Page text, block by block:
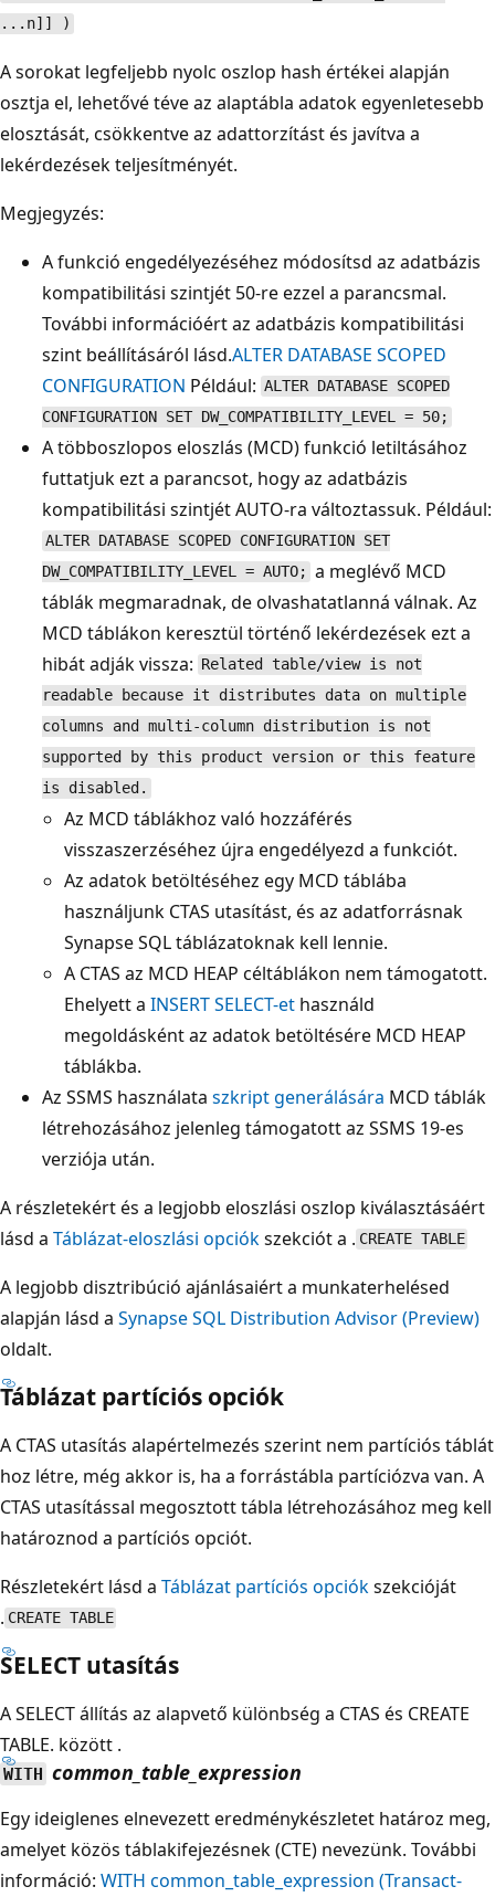
...n]] )
A sorokat legfeljebb nyolc oszlop hash értékei alapján
osztja el, lehetővé téve az alaptábla adatok egyenletesebb
elosztását, csökkentve az adattorzítást és javítva a
lekérdezések teljesítményét.
Megjegyzés:
A funkció engedélyezéséhez módosítsd az adatbázis
kompatibilitási szintjét 50-re ezzel a parancsmal.
További információért az adatbázis kompatibilitási
szint beállításáról lásd.ALTER DATABASE SCOPED
CONFIGURATION Például: ALTER DATABASE SCOPED
CONFIGURATION SET DW_COMPATIBILITY_LEVEL = 50;
A többoszlopos eloszlás (MCD) funkció letiltásához
futtatjuk ezt a parancsot, hogy az adatbázis
kompatibilitási szintjét AUTO-ra változtassuk. Például:
ALTER DATABASE SCOPED CONFIGURATION SET
DW_COMPATIBILITY_LEVEL = AUTO; a meglévő MCD
táblák megmaradnak, de olvashatatlanná válnak. Az
MCD táblákon keresztül történő lekérdezések ezt a
hibát adják vissza: Related table/view is not
readable because it distributes data on multiple
columns and multi-column distribution is not
supported by this product version or this feature
is disabled.
Az MCD táblákhoz való hozzáférés
visszaszerzéséhez újra engedélyezd a funkciót.
Az adatok betöltéséhez egy MCD táblába
használjunk CTAS utasítást, és az adatforrásnak
Synapse SQL táblázatoknak kell lennie.
A CTAS az MCD HEAP céltáblákon nem támogatott.
Ehelyett a INSERT SELECT-et használd
megoldásként az adatok betöltésére MCD HEAP
táblákba.
Az SSMS használata szkript generálására MCD táblák
létrehozásához jelenleg támogatott az SSMS 19-es
verziója után.
A részletekért és a legjobb eloszlási oszlop kiválasztásáért
lásd a Táblázat-eloszlási opciókszekciót a . CREATE TABLE
A legjobb disztribúció ajánlásaiért a munkaterhelésed
alapján lásd a Synapse SQL Distribution Advisor (Preview)
oldalt.
Táblázat partíciós opciók
A CTAS utasítás alapértelmezés szerint nem partíciós táblát
hoz létre, még akkor is, ha a forrástábla partíciózva van. A
CTAS utasítással megosztott tábla létrehozásához meg kell
határoznod a partíciós opciót.
Részletekért lásd a Táblázat partíciós opciókszekcióját
. CREATE TABLE
SELECT utasítás
A SELECT állítás az alapvető különbség a CTAS és CREATE
TABLE. között .
WITH common_table_expression
Egy ideiglenes elnevezett eredménykészletet határoz meg,
amelyet közös táblakifejezésnek (CTE) nevezünk. További
információ: WITH common_table_expression (Transact-